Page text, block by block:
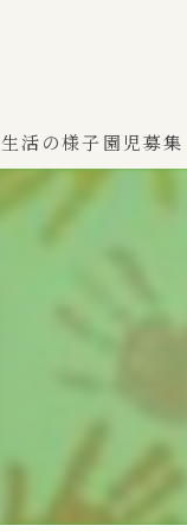
生活の様子 園児募集